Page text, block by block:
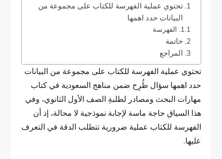
تحتوي عملية الفهرسة للكتاب على مجموعة من
البيانات حدد اهمها
الفهرسة
خاتمة
المراجع
تحتوي عملية الفهرسة للكتاب على مجموعة من البيانات
حدد اهمها سؤال طُرِح ضمن مناهج السعودية في كتاب
مهارات البحث ومصادر لطلبةِ الصف الأول الثانوي، وفي
هذا السياق حاجة ماسة لإجابة نموذجية لا محالة، إذ أن
الفهرسة للكتاب عملية ضرورية تتطلب الدقة في التعرف
عليها.